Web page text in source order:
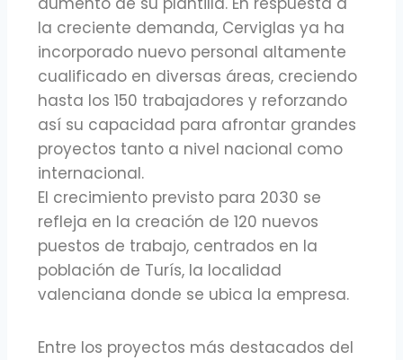
la creciente demanda, Cerviglas ya ha
incorporado nuevo personal altamente
cualificado en diversas áreas, creciendo
hasta los 150 trabajadores y reforzando
así su capacidad para afrontar grandes
proyectos tanto a nivel nacional como
internacional.
El crecimiento previsto para 2030 se
refleja en la creación de 120 nuevos
puestos de trabajo, centrados en la
población de Turís, la localidad
valenciana donde se ubica la empresa.
Entre los proyectos más destacados del